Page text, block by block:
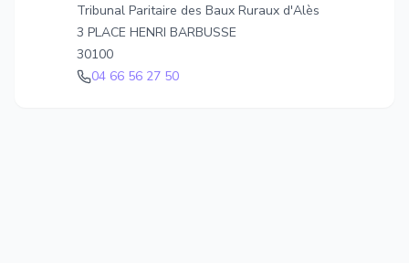
Tribunal Paritaire des Baux Ruraux d'Alès
3 PLACE HENRI BARBUSSE
30100
04 66 56 27 50